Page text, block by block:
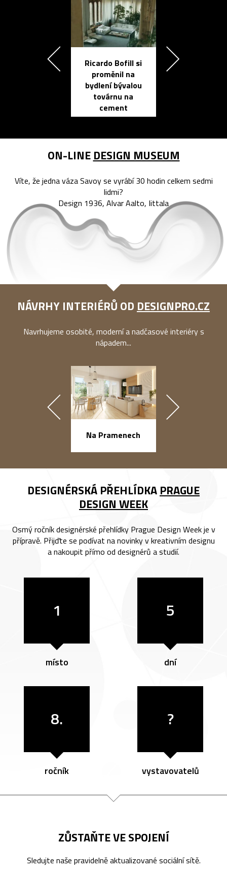
Ricardo Bofill si
proměnil na
bydlení bývalou
továrnu na
cement
ON-LINE DESIGN MUSEUM
Víte, že jedna váza Savoy se vyrábí 30 hodin celkem sedmi
lidmi?
Design 1936, Alvar Aalto, Iittala
NÁVRHY INTERIÉRŮ OD DESIGNPRO.CZ
Navrhujeme osobité, moderní a nadčasové interiéry s
nápadem...
Na Pramenech
DESIGNÉRSKÁ PŘEHLÍDKA PRAGUE
DESIGN WEEK
Osmý ročník designérské přehlídky Prague Design Week je v
přípravě. Přijďte se podívat na novinky v kreativním designu
a nakoupit přímo od designérů a studií.
1
místo
5
dní
8.
ročník
?
vystavovatelů
ZŮSTAŇTE VE SPOJENÍ
Sledujte naše pravidelně aktualizované sociální sítě.